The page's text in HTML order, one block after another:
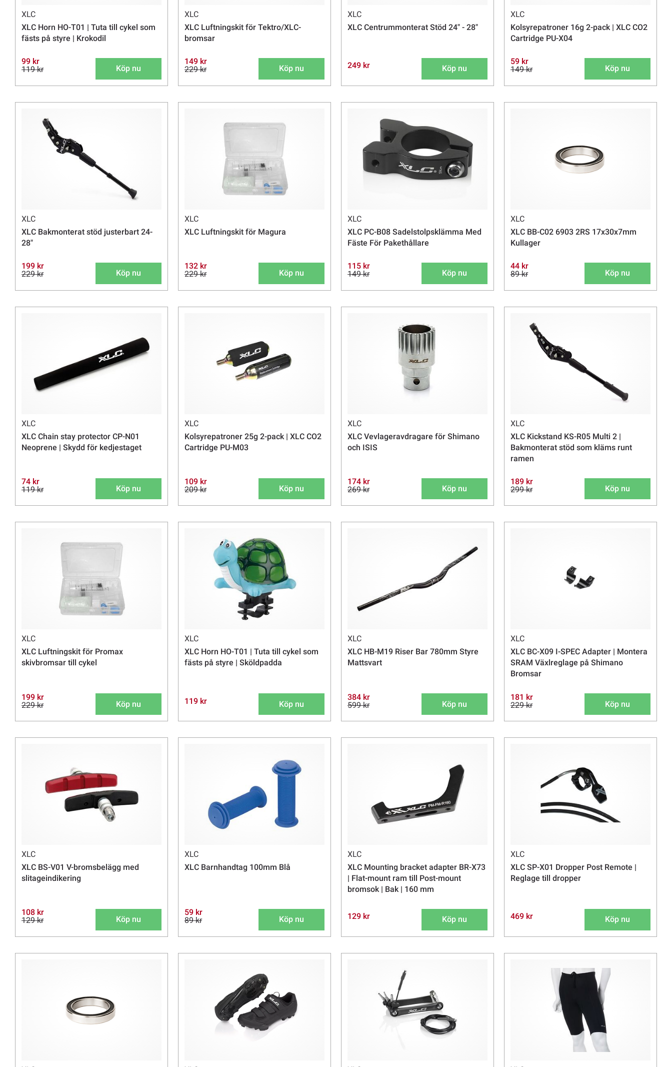
XLC
XLC Horn HO-T01 | Tuta till cykel som
fästs på styre | Krokodil
99 kr
119 kr
Köp nu
XLC
XLC Luftningskit för Tektro/XLC-
bromsar
149 kr
229 kr
Köp nu
XLC
XLC Centrummonterat Stöd 24" - 28"
249 kr Köp nu
XLC
Kolsyrepatroner 16g 2-pack | XLC CO2
Cartridge PU-X04
59 kr
149 kr
Köp nu
XLC
XLC Bakmonterat stöd justerbart 24-
28"
199 kr
229 kr
Köp nu
XLC
XLC Luftningskit för Magura
132 kr
229 kr
Köp nu
XLC
XLC PC-B08 Sadelstolpsklämma Med
Fäste För Pakethållare
115 kr
149 kr
Köp nu
XLC
XLC BB-C02 6903 2RS 17x30x7mm
Kullager
44 kr
89 kr
Köp nu
XLC
XLC Chain stay protector CP-N01
Neoprene | Skydd för kedjestaget
74 kr
119 kr
Köp nu
XLC
Kolsyrepatroner 25g 2-pack | XLC CO2
Cartridge PU-M03
109 kr
209 kr
Köp nu
XLC
XLC Vevlageravdragare för Shimano
och ISIS
174 kr
269 kr
Köp nu
XLC
XLC Kickstand KS-R05 Multi 2 |
Bakmonterat stöd som kläms runt
ramen
189 kr
299 kr
Köp nu
XLC
XLC Luftningskit för Promax
skivbromsar till cykel
199 kr
229 kr
Köp nu
XLC
XLC Horn HO-T01 | Tuta till cykel som
fästs på styre | Sköldpadda
119 kr Köp nu
XLC
XLC HB-M19 Riser Bar 780mm Styre
Mattsvart
384 kr
599 kr
Köp nu
XLC
XLC BC-X09 I-SPEC Adapter | Montera
SRAM Växlreglage på Shimano
Bromsar
181 kr
229 kr
Köp nu
XLC
XLC BS-V01 V-bromsbelägg med
slitageindikering
108 kr
129 kr
Köp nu
XLC
XLC Barnhandtag 100mm Blå
59 kr
89 kr
Köp nu
XLC
XLC Mounting bracket adapter BR-X73
| Flat-mount ram till Post-mount
bromsok | Bak | 160 mm
129 kr Köp nu
XLC
XLC SP-X01 Dropper Post Remote |
Reglage till dropper
469 kr Köp nu